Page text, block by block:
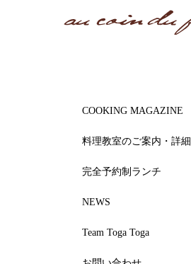
COOKING MAGAZINE
料理教室のご案内・詳細
完全予約制ランチ
NEWS
Team Toga Toga